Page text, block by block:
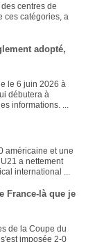
centres de
ces catégories, a
adopté,
le 6 juin 2026 à
débutera à
informations. ...
américaine et une
a nettement
international ...
France-là que je
de la Coupe du
imposée 2-0